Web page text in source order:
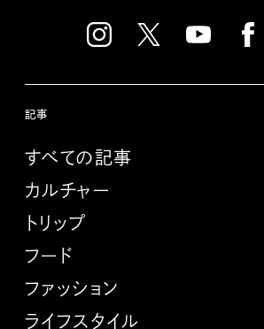
記事
すべての記事
カルチャー
トリップ
フード
ファッション
ライフスタイル